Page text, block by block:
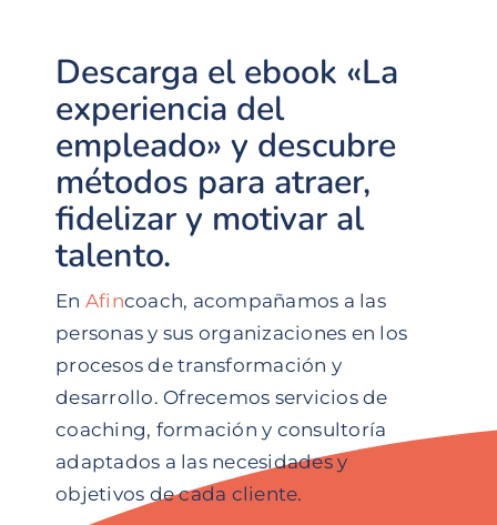
Descarga el ebook «La
experiencia del
empleado» y descubre
métodos para atraer,
fidelizar y motivar al
talento.
En Afincoach, acompañamos a las
personas y sus organizaciones en los
procesos de transformación y
desarrollo. Ofrecemos servicios de
coaching, formación y consultoría
adaptados a las necesidades y
objetivos de cada cliente.